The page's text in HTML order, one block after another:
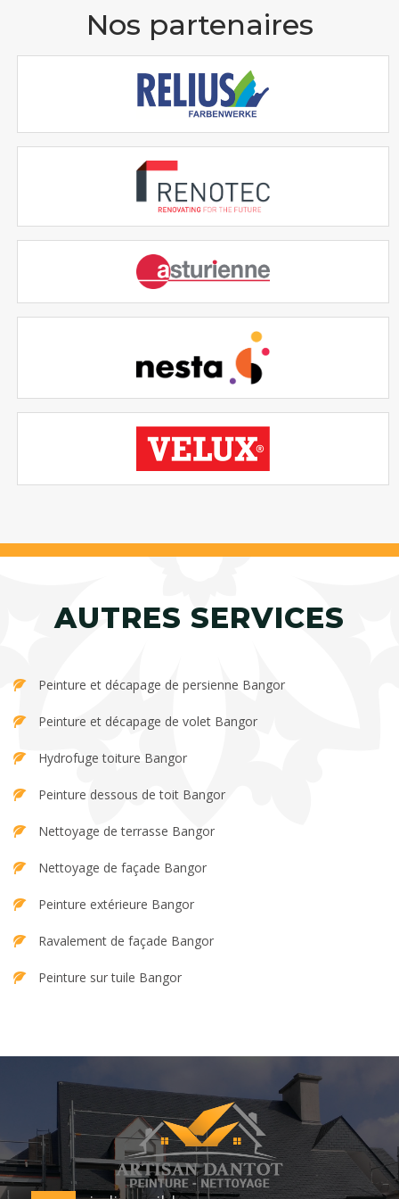
Nos partenaires
AUTRES SERVICES
Peinture et décapage de persienne Bangor
Peinture et décapage de volet Bangor
Hydrofuge toiture Bangor
Peinture dessous de toit Bangor
Nettoyage de terrasse Bangor
Nettoyage de façade Bangor
Peinture extérieure Bangor
Ravalement de façade Bangor
Peinture sur tuile Bangor